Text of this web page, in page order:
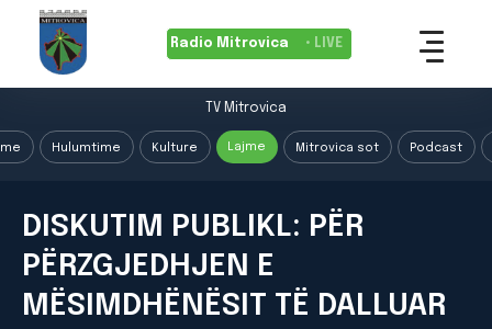
Radio Mitrovica • LIVE
TV Mitrovica
Hulumtime Kulture Lajme Mitrovica sot Podcast
DISKUTIM PUBLIKL: PËR
PËRZGJEDHJEN E
MËSIMDHËNËSIT TË DALLUAR